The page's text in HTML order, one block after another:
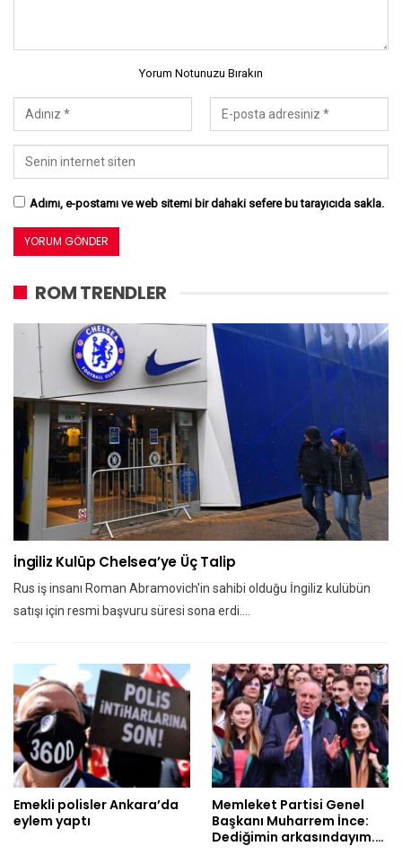
Yorum Notunuzu Bırakın
Adımı, e-postamı ve web sitemi bir dahaki sefere bu tarayıcıda sakla.
ROM TRENDLER
İngiliz Kulüp Chelsea’ye Üç Talip
Rus iş insanı Roman Abramovich'in sahibi olduğu İngiliz kulübün
satışı için resmi başvuru süresi sona erdi.…
Emekli polisler Ankara’da
eylem yaptı
Memleket Partisi Genel
Başkanı Muharrem İnce:
Dediğimin arkasındayım.…